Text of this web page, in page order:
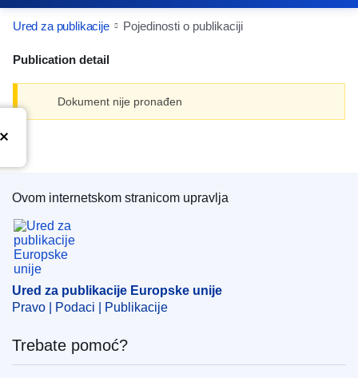
Ured za publikacije Pojedinosti o publikaciji
Publication detail
Dokument nije pronađen
Ured za publikacije Europske unije
Ovom internetskom stranicom upravlja
Ured za publikacije Europske unije
Pravo | Podaci | Publikacije
Trebate pomoć?